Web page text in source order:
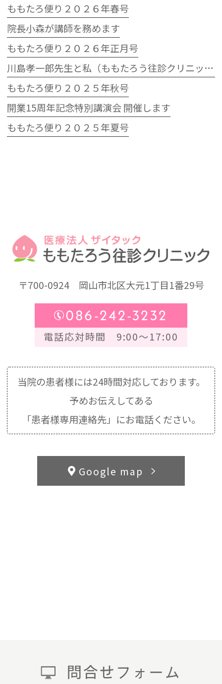
ももたろ便り２０２６年春号
院長小森が講師を務めます
ももたろ便り２０２６年正月号
川島孝一郎先生と私（ももたろう往診クリニック開院15周年記念特別講演会）
ももたろ便り２０２５年秋号
開業15周年記念特別講演会 開催します
ももたろ便り２０２５年夏号
〒700-0924岡山市北区大元1丁目1番29号
086-242-3232
電話応対時間 9:00～17:00
当院の患者様には24時間対応しております。
予めお伝えしてある
「患者様専用連絡先」にお電話ください。
問合せフォーム
Google map